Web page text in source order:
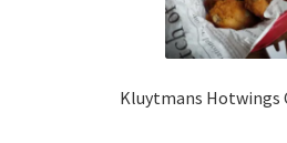
Kluytmans Hotwings